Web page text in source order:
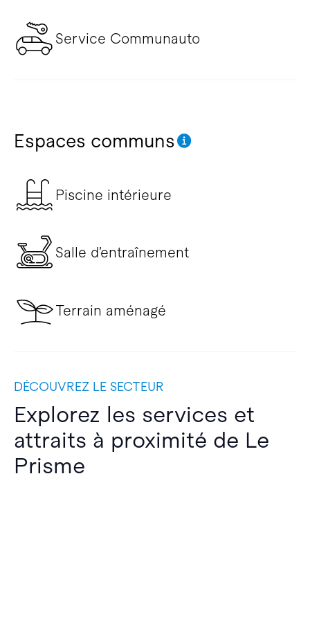
Service Communauto
Espaces communs
Piscine intérieure
Salle d’entraînement
Terrain aménagé
DÉCOUVREZ LE SECTEUR
Explorez les services et
attraits à proximité de Le
Prisme